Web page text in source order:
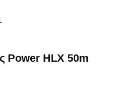
Power HLX 50m